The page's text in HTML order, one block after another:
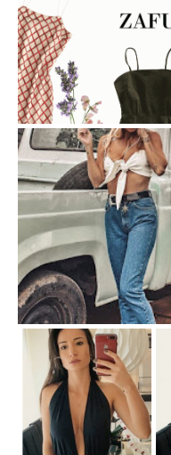
Zaful - Conheça
Moda: Tendência Country